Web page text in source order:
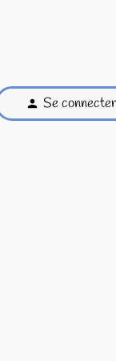
person Se connecter